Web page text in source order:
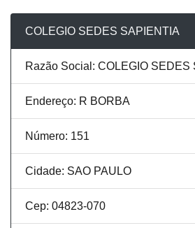
COLEGIO SEDES SAPIENTIA
Razão Social: COLEGIO SEDES
Endereço: R BORBA
Número: 151
Cidade: SAO PAULO
Cep: 04823-070